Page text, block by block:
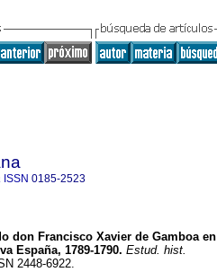
ISSN 0185-2523
don Francisco Xavier de Gamboa en
España, 1789-1790. Estud. hist.
2448-6922.